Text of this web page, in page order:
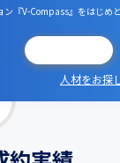
『V-Compass』をはじ
人材をお探